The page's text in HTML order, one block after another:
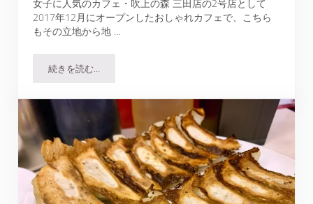
女子に人気のカフェ・吹上の森 三田店の2号店として
2017年12月にオープンしたおしゃれカフェで、こちら
もその立地から地 …
続きを読む…吹上の森 六甲で1日15食限定のランチを試してみた